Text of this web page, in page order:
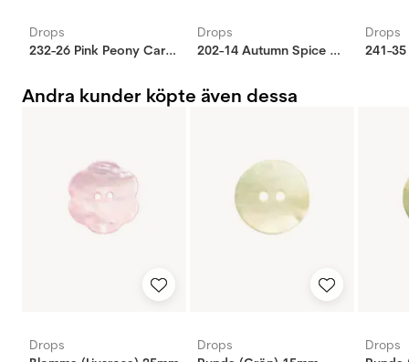
Drops
232-26 Pink Peony Cardigan
Drops
202-14 Autumn Spice cardigan
Drops
Andra kunder köpte även dessa
Drops
Drops
Drops